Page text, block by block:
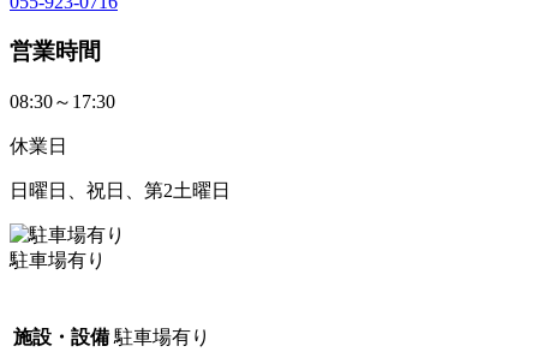
営業時間
08:30～17:30
休業日
日曜日、祝日、第2土曜日
駐車場有り
施設・設備 駐車場有り